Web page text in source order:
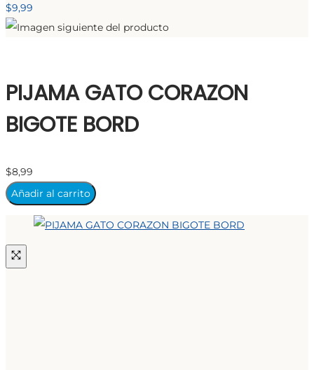
$9,99
PIJAMA GATO CORAZON
BIGOTE BORD
$8,99
Añadir al carrito